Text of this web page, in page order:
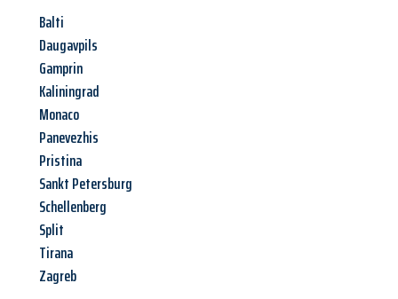
Balti
Daugavpils
Gamprin
Kaliningrad
Monaco
Panevezhis
Pristina
Sankt Petersburg
Schellenberg
Split
Tirana
Zagreb